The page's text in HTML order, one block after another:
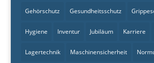
Gehörschutz Gesundheitsschutz
Hygiene Inventur Jubiläum Karriere
Lagertechnik Maschinensicherheit